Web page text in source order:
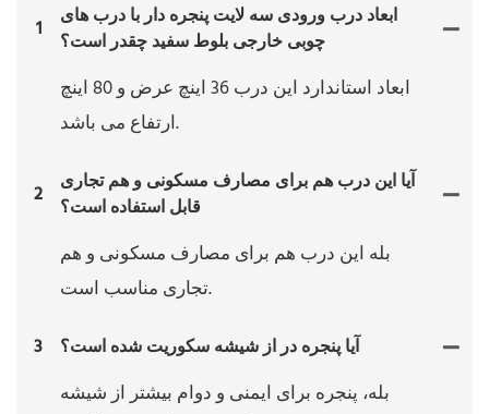
1
ابعاد درب ورودی سه لایت پنجره دار با درب های
چوبی خارجی بلوط سفید چقدر است؟
ابعاد استاندارد این درب 36 اینچ عرض و 80 اینچ
ارتفاع می باشد.
2
آیا این درب هم برای مصارف مسکونی و هم تجاری
قابل استفاده است؟
بله این درب هم برای مصارف مسکونی و هم
تجاری مناسب است.
3 آیا پنجره در از شیشه سکوریت شده است؟
بله، پنجره برای ایمنی و دوام بیشتر از شیشه